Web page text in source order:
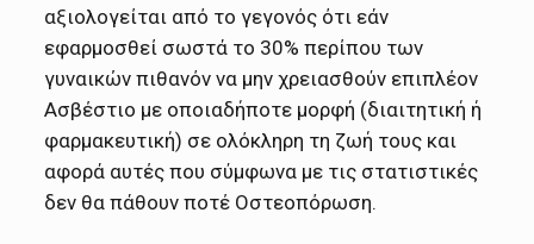
αξιολογείται από το γεγονός ότι εάν
εφαρμοσθεί σωστά το 30% περίπου των
γυναικών πιθανόν να μην χρειασθούν επιπλέον
Ασβέστιο με οποιαδήποτε μορφή (διαιτητική ή
φαρμακευτική) σε ολόκληρη τη ζωή τους και
αφορά αυτές που σύμφωνα με τις στατιστικές
δεν θα πάθουν ποτέ Οστεοπόρωση.